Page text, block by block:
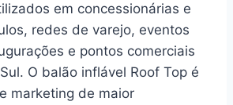
em concessionárias e
redes de varejo, eventos
e pontos comerciais
O balão inflável Roof Top é
marketing de maior